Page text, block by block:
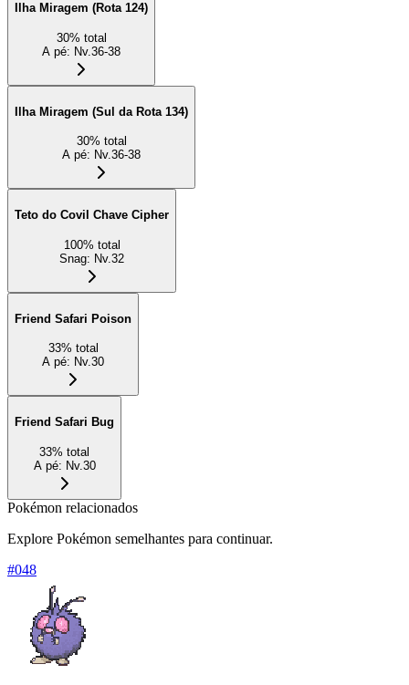
Ilha Miragem (Rota 124)
30% total
A pé: Nv.36-38
Ilha Miragem (Sul da Rota 134)
30% total
A pé: Nv.36-38
Teto do Covil Chave Cipher
100% total
Snag: Nv.32
Friend Safari Poison
33% total
A pé: Nv.30
Friend Safari Bug
33% total
A pé: Nv.30
Pokémon relacionados
Explore Pokémon semelhantes para continuar.
#048